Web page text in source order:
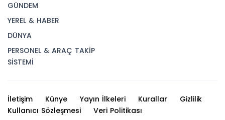
GÜNDEM
YEREL & HABER
DÜNYA
PERSONEL & ARAÇ TAKİP
SİSTEMİ
İletişim Künye Yayın İlkeleri Kurallar
Gizlilik
Kullanıcı Sözleşmesi
Veri Politikası